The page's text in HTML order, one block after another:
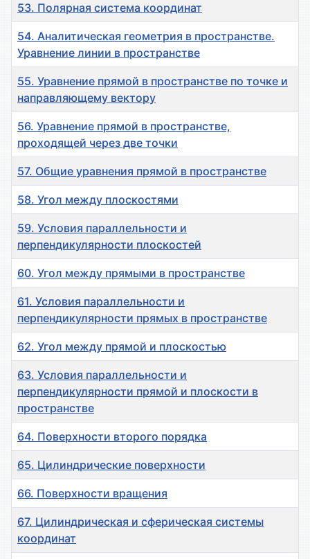
53. Полярная система координат
54. Аналитическая геометрия в пространстве.
Уравнение линии в пространстве
55. Уравнение прямой в пространстве по точке и
направляющему вектору
56. Уравнение прямой в пространстве,
проходящей через две точки
57. Общие уравнения прямой в пространстве
58. Угол между плоскостями
59. Условия параллельности и
перпендикулярности плоскостей
60. Угол между прямыми в пространстве
61. Условия параллельности и
перпендикулярности прямых в пространстве
62. Угол между прямой и плоскостью
63. Условия параллельности и
перпендикулярности прямой и плоскости в
пространстве
64. Поверхности второго порядка
65. Цилиндрические поверхности
66. Поверхности вращения
67. Цилиндрическая и сферическая системы
координат